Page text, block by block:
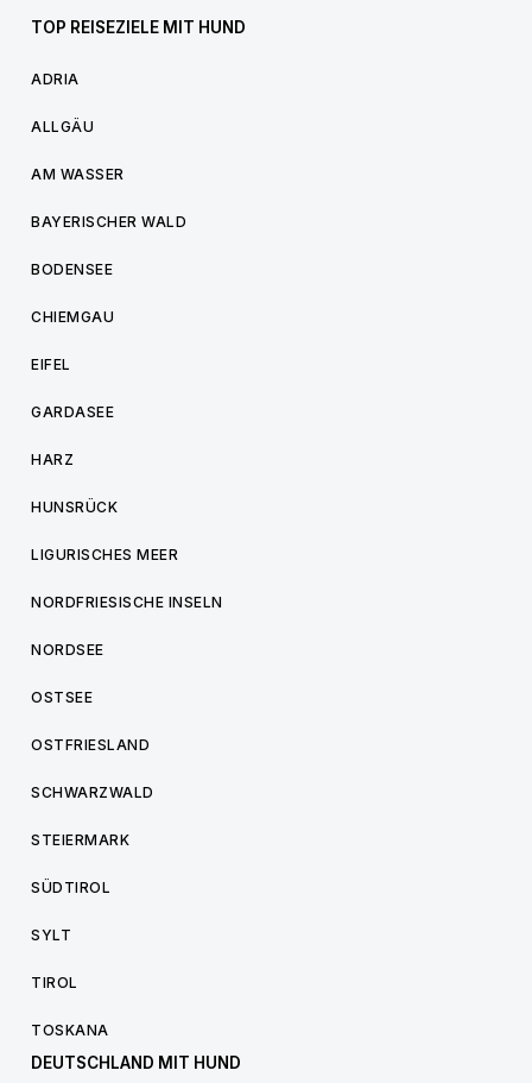
TOP REISEZIELE MIT HUND
ADRIA
ALLGÄU
AM WASSER
BAYERISCHER WALD
BODENSEE
CHIEMGAU
EIFEL
GARDASEE
HARZ
HUNSRÜCK
LIGURISCHES MEER
NORDFRIESISCHE INSELN
NORDSEE
OSTSEE
OSTFRIESLAND
SCHWARZWALD
STEIERMARK
SÜDTIROL
SYLT
TIROL
TOSKANA
DEUTSCHLAND MIT HUND